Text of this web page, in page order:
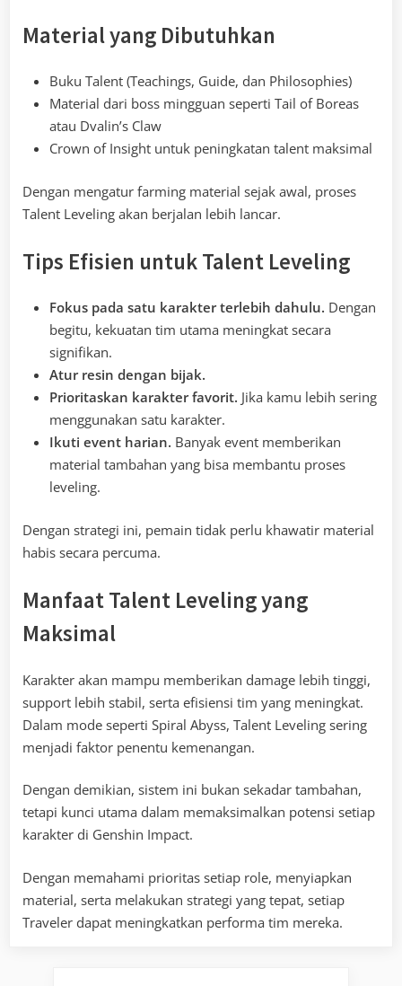
Material yang Dibutuhkan
Buku Talent (Teachings, Guide, dan Philosophies)
Material dari boss mingguan seperti Tail of Boreas
atau Dvalin’s Claw
Crown of Insight untuk peningkatan talent maksimal
Dengan mengatur farming material sejak awal, proses
Talent Leveling akan berjalan lebih lancar.
Tips Efisien untuk Talent Leveling
Fokus pada satu karakter terlebih dahulu. Dengan
begitu, kekuatan tim utama meningkat secara
signifikan.
Atur resin dengan bijak.
Prioritaskan karakter favorit. Jika kamu lebih sering
menggunakan satu karakter.
Ikuti event harian. Banyak event memberikan
material tambahan yang bisa membantu proses
leveling.
Dengan strategi ini, pemain tidak perlu khawatir material
habis secara percuma.
Manfaat Talent Leveling yang
Maksimal
Karakter akan mampu memberikan damage lebih tinggi,
support lebih stabil, serta efisiensi tim yang meningkat.
Dalam mode seperti Spiral Abyss, Talent Leveling sering
menjadi faktor penentu kemenangan.
Dengan demikian, sistem ini bukan sekadar tambahan,
tetapi kunci utama dalam memaksimalkan potensi setiap
karakter di Genshin Impact.
Dengan memahami prioritas setiap role, menyiapkan
material, serta melakukan strategi yang tepat, setiap
Traveler dapat meningkatkan performa tim mereka.